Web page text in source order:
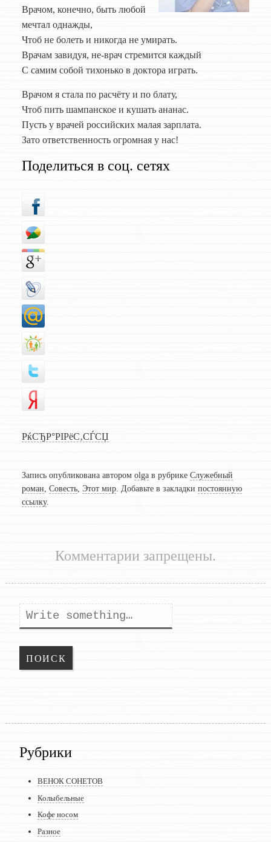
Врачом, конечно, быть любой
мечтал однажды,
Чтоб не болеть и никогда не умирать.
Врачам завидуя, не-врач стремится каждый
С самим собой тихонько в доктора играть.
Врачом я стала по расчёту и по блату,
Чтоб пить шампанское и кушать ананас.
Пусть у врачей российских малая зарплата.
Зато ответственность огромная у нас!
Поделиться в соц. сетях
РќСЂР°РІРёС‚СЃСЏ
Запись опубликована автором olgaв рубрике Служебный
роман, Совесть, Этот мир. Добавьте в закладки постоянную
ссылку.
Комментарии запрещены.
Поиск
Рубрики
ВЕНОК СОНЕТОВ
Колыбельные
Кофе носом
Разное